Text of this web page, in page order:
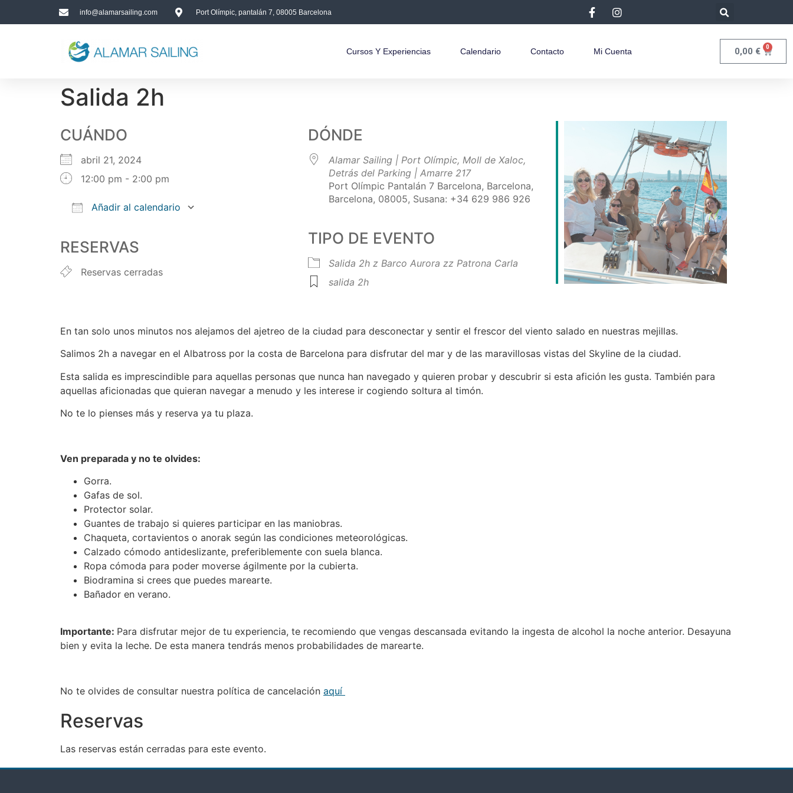
info@alamarsailing.com Port Olímpic, pantalán 7, 08005 Barcelona
Cursos Y Experiencias Calendario Contacto Mi Cuenta 0,00 € 0
Salida 2h
CUÁNDO
abril 21, 2024
12:00 pm - 2:00 pm
Añadir al calendario
RESERVAS
Reservas cerradas
DÓNDE
Alamar Sailing | Port Olímpic, Moll de Xaloc,
Detrás del Parking | Amarre 217
Port Olímpic Pantalán 7 Barcelona, Barcelona,
Barcelona, 08005, Susana: +34 629 986 926
TIPO DE EVENTO
Salida 2h z Barco Aurora zz Patrona Carla
salida 2h
En tan solo unos minutos nos alejamos del ajetreo de la ciudad para desconectar y sentir el frescor del viento salado en nuestras mejillas.
Salimos 2h a navegar en el Albatross por la costa de Barcelona para disfrutar del mar y de las maravillosas vistas del Skyline de la ciudad.
Esta salida es imprescindible para aquellas personas que nunca han navegado y quieren probar y descubrir si esta afición les gusta. También para
aquellas aficionadas que quieran navegar a menudo y les interese ir cogiendo soltura al timón.
No te lo pienses más y reserva ya tu plaza.
Ven preparada y no te olvides:
Gorra.
Gafas de sol.
Protector solar.
Guantes de trabajo si quieres participar en las maniobras.
Chaqueta, cortavientos o anorak según las condiciones meteorológicas.
Calzado cómodo antideslizante, preferiblemente con suela blanca.
Ropa cómoda para poder moverse ágilmente por la cubierta.
Biodramina si crees que puedes marearte.
Bañador en verano.
Importante: Para disfrutar mejor de tu experiencia, te recomiendo que vengas descansada evitando la ingesta de alcohol la noche anterior. Desayuna
bien y evita la leche. De esta manera tendrás menos probabilidades de marearte.
No te olvides de consultar nuestra política de cancelación aquí
Reservas
Las reservas están cerradas para este evento.